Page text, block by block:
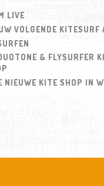
LIVE
VOLGENDE KITESURF
& FLYSURFER
NIEUWE KITE SHOP IN